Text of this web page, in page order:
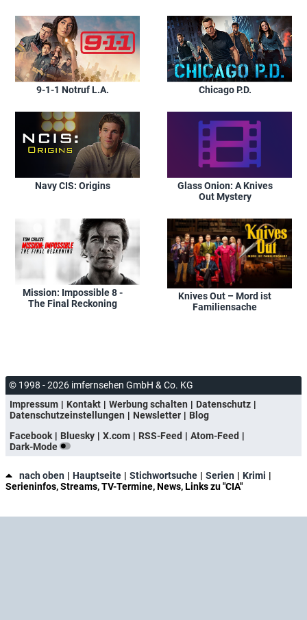
9-1-1 Notruf L.A. Chicago P.D.
Navy CIS: Origins
Glass Onion: A Knives
Out Mystery
Mission: Impossible 8 -
The Final Reckoning
Knives Out – Mord ist
Familiensache
© 1998 - 2026 imfernsehen GmbH & Co. KG
Impressum
Kontakt Werbung schalten
Datenschutz
Datenschutzeinstellungen
Newsletter
Blog
Facebook
Bluesky X.com RSS-Feed
Atom-Feed
Dark-Mode
nach oben Hauptseite Stichwortsuche Serien
Krimi
Serieninfos, Streams, TV-Termine, News, Links zu "CIA"